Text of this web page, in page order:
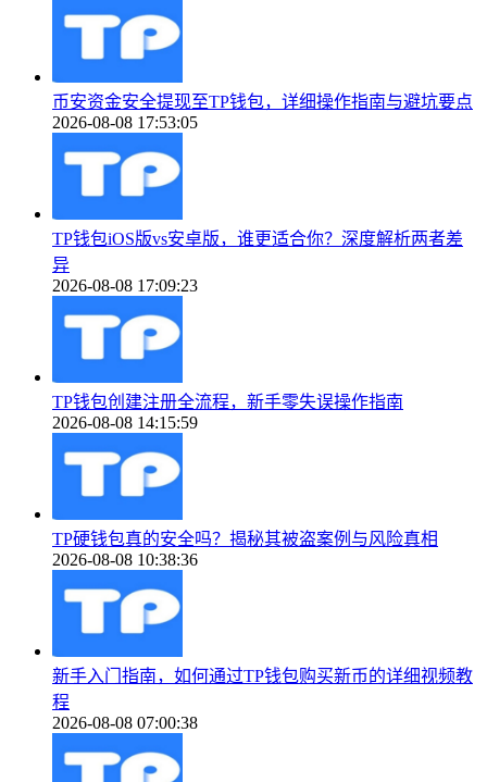
币安资金安全提现至TP钱包，详细操作指南与避坑要点
2026-08-08 17:53:05
TP钱包iOS版vs安卓版，谁更适合你？深度解析两者差
异
2026-08-08 17:09:23
TP钱包创建注册全流程，新手零失误操作指南
2026-08-08 14:15:59
TP硬钱包真的安全吗？揭秘其被盗案例与风险真相
2026-08-08 10:38:36
新手入门指南，如何通过TP钱包购买新币的详细视频教
程
2026-08-08 07:00:38